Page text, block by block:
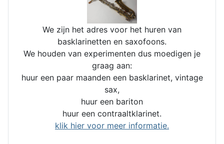
We zijn het adres voor het huren van
basklarinetten en saxofoons.
We houden van experimenten dus moedigen je
graag aan:
huur een paar maanden een basklarinet, vintage
sax,
huur een bariton
huur een contraaltklarinet.
klik hier voor meer informatie.